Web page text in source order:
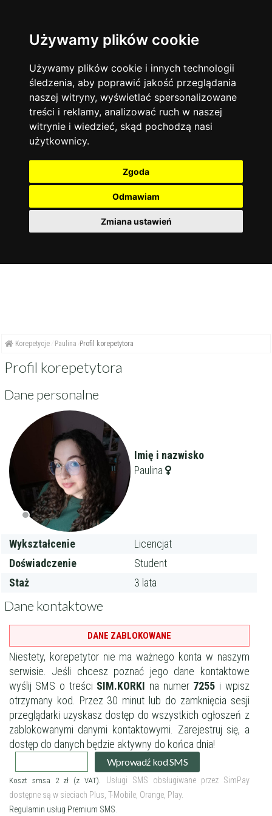
Używamy plików cookie
Używamy plików cookie i innych technologii
śledzenia, aby poprawić jakość przeglądania
naszej witryny, wyświetlać spersonalizowane
treści i reklamy, analizować ruch w naszej
witrynie i wiedzieć, skąd pochodzą nasi
użytkownicy.
Zgoda
Odmawiam
Zmiana ustawień
Język angielski 13744
Matematyka 12928
Chemia 4886
Język niemiecki 4307
Język polski 3426
Fizyka
Język francuski
Warszawa
Korepetycje
Online
14837
Kraków 7753
Wrocław
Łódź 3513
Gdańsk 2075
zakres dni
Wtorek
Środa
Czwartek
Piątek
Sobota
Niedziela
więcej filtrów Filtruj
Filtry
Szukaj w promieniu
Moja lokalizacja
Korepetycje Paulina Profil korepetytora
Profil korepetytora
Dane personalne
Imię i nazwisko
Paulina
Wykształcenie
Licencjat
Doświadczenie
Student
Staż
3 lata
Dane kontaktowe
DANE ZABLOKOWANE
Niestety, korepetytor nie ma ważnego konta w naszym
serwisie.
Jeśli chcesz poznać jego dane kontaktowe
wyślij SMS o treści SIM.KORKI na numer 7255 i wpisz
otrzymany kod.
Przez 30 minut lub do zamknięcia sesji
przeglądarki uzyskasz dostęp do wszystkich ogłoszeń z
zablokowanymi danymi kontaktowymi.
Zarejestruj się, a
dostęp do danych będzie aktywny do końca dnia!
Wprowadź kod SMS
Koszt smsa 2 zł (z VAT).
Usługi SMS obsługiwane przez SimPay
dostępne są w sieciach Plus, T-Mobile, Orange, Play.
Regulamin usług Premium SMS